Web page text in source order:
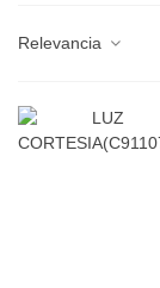
Relevancia